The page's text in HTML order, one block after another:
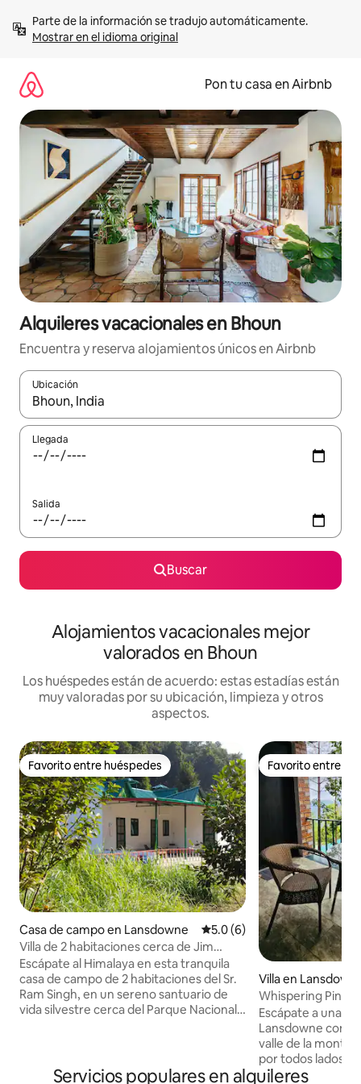
contenidoMostrar en el idioma original
Pon tu casa en Airbnb
Alquileres vacacionales en Bhoun
Encuentra y reserva alojamientos únicos en Airbnb
Ubicación
Cuando los resultados estén disponibles, navega con las
Llegada
Salida
Buscar
Alojamientos vacacionales mejor
valorados en Bhoun
Los huéspedes están de acuerdo: estas estadías están
muy valoradas por su ubicación, limpieza y otros
aspectos.
Favorito entre huéspedes
Favorito entre huéspedes
Casa de campo en Lansdowne Calificación promedio: 5.0
5.0 (6)
Villa de 2 habitaciones cerca de Jim
CorbettI Paz, canto de pájaros,
mascotas permitidas
Escápate al Himalaya en esta tranquila
casa de campo de 2 habitaciones del Sr.
Ram Singh, en un sereno santuario de
vida silvestre cerca del Parque Nacional
canto de los pájaros, toma el té en la
Favorito entre
Favorito entre
Villa en
Whispering Pine |
Escápate a una
Lansdowne con
valle de la
por todos lados.
naturaleza, este
Servicios populares en alquileres